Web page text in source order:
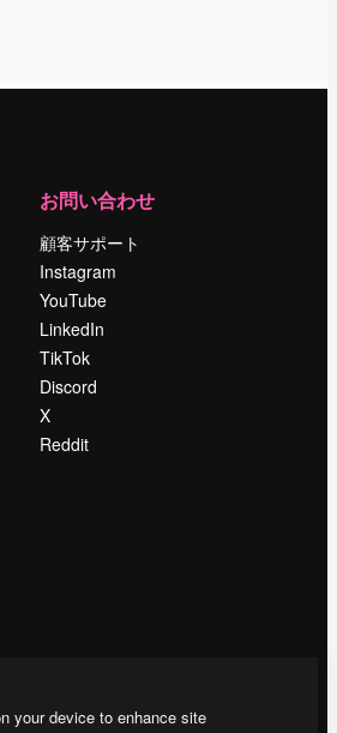
お問い合わせ
顧客サポート
Instagram
YouTube
LinkedIn
TikTok
Discord
X
Reddit
your device to enhance site